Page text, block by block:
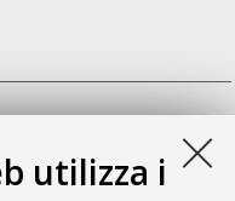
utilizza i
[Laurea], Università di
per il management [L-